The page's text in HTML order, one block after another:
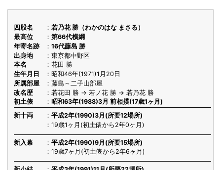
四股名
若乃花 勝（わかのはな まさる）
最高位
第66代横綱
年寄名跡
16代藤島 勝
出身地
東京都中野区
本名
花田 勝
生年月日
昭和46年(1971)1月20日
所属部屋
藤島～二子山部屋
改名歴
若花田 勝 → 若ノ花 勝 → 若乃花 勝
初土俵
昭和63年(1988)3月 前相撲(17歳1ヶ月)
新十両
平成2年(1990)3月(所要12場所)
19歳1ヶ月(初土俵から2年0ヶ月)
新入幕
平成2年(1990)9月(所要15場所)
19歳7ヶ月(初土俵から2年6ヶ月)